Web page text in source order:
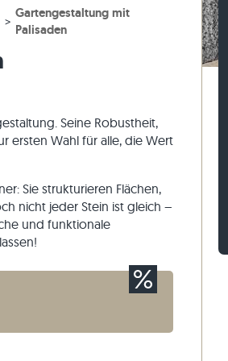
Kalkstein-Pflastersteine
Travertin-Mauersteine
Gartengestaltung mit
Palisaden
Seine Robustheit,
ersten Wahl für alle, die Wert
Sie strukturieren Flächen,
nicht jeder Stein ist gleich –
und funktionale